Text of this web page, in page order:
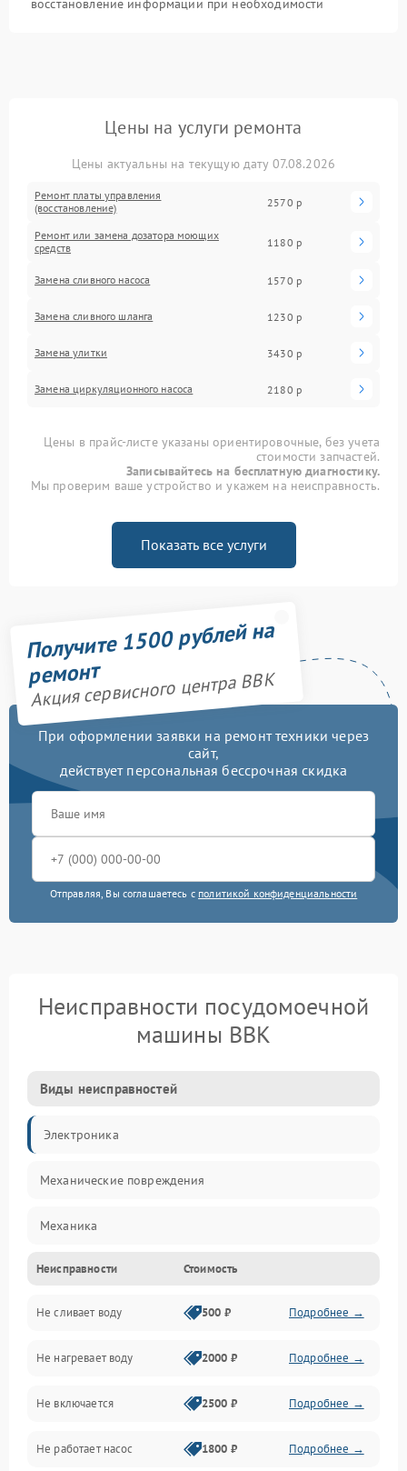
восстановление информации при необходимости
Цены на услуги ремонта
Цены актуальны на текущую дату 07.08.2026
Ремонт платы управления
(восстановление)
2570 р
Ремонт или замена дозатора моющих
средств
1180 р
Замена сливного насоса 1570 р
Замена сливного шланга 1230 р
Замена улитки 3430 р
Замена циркуляционного насоса 2180 р
Цены в прайс-листе указаны ориентировочные, без учета
стоимости запчастей.
Записывайтесь на бесплатную диагностику.
Мы проверим ваше устройство и укажем на неисправность.
Показать все услуги
Получите 1500 рублей на
ремонт
Акция сервисного центра BBK
При оформлении заявки на ремонт техники через
сайт,
действует персональная бессрочная скидка
Отправляя, Вы соглашаетесь с политикой конфиденциальности
Неисправности посудомоечной
машины BBK
Виды неисправностей
Электроника
Механические повреждения
Механика
Управление
Электропитание
Датчики
Нагрев
Вода
Неисправности Стоимость
Не сливает воду 500 ₽ Подробнее →
Не нагревает воду 2000 ₽ Подробнее →
Не включается 2500 ₽ Подробнее →
Не работает насос 1800 ₽ Подробнее →